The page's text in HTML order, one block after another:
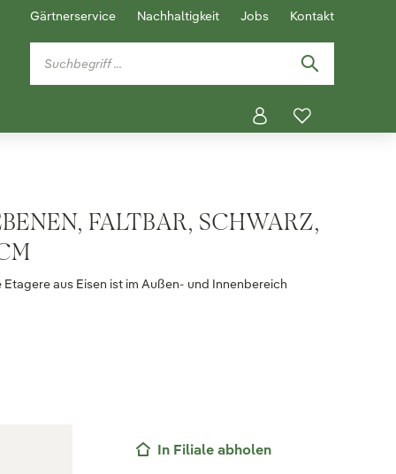
Gärtnerservice Nachhaltigkeit Jobs Kontakt
FALTBAR, SCHWARZ,
aus Eisen ist im Außen- und Innenbereich
In Filiale abholen